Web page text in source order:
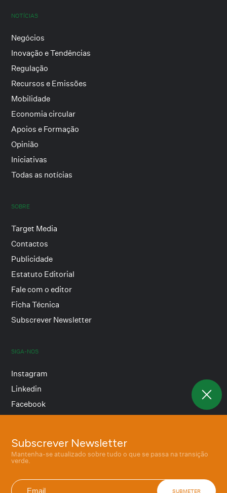
Subscrever Newsletter
Mantenha-se atualizado sobre tudo o que se passa na transição
verde.
SUBMETER
NOTÍCIAS
Negócios
Inovação e Tendências
Regulação
Recursos e Emissões
Mobilidade
Economia circular
Apoios e Formação
Opinião
Iniciativas
Todas as notícias
SOBRE
Target Media
Contactos
Publicidade
Estatuto Editorial
Fale com o editor
Ficha Técnica
Subscrever Newsletter
SIGA-NOS
Instagram
Linkedin
Facebook
Termos e condições
Política de privacidade